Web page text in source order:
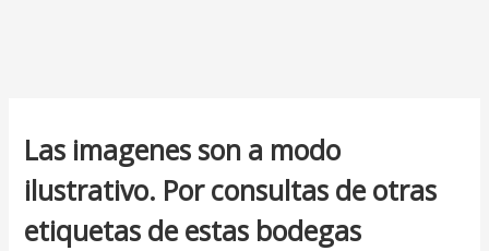
Las imagenes son a modo
ilustrativo. Por consultas de otras
etiquetas de estas bodegas